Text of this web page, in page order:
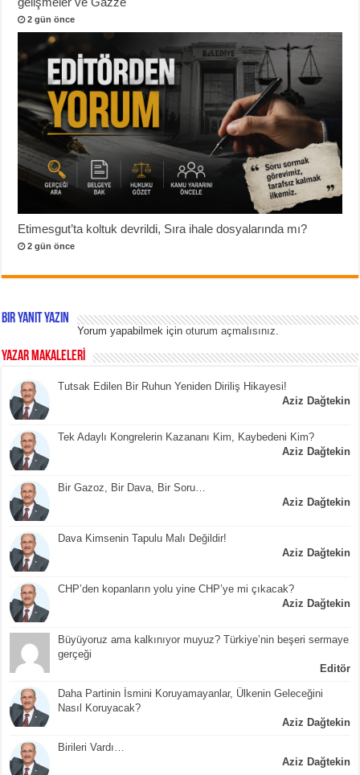
2 gün önce
Etimesgut’ta koltuk devrildi, Sıra ihale dosyalarında mı?
2 gün önce
Bir yanıt yazın
Yorum yapabilmek içinoturum açmalısınız.
YAZAR MAKALELERİ
Tutsak Edilen Bir Ruhun Yeniden Diriliş Hikayesi!
Aziz Dağtekin
Tek Adaylı Kongrelerin Kazananı Kim, Kaybedeni Kim?
Aziz Dağtekin
Bir Gazoz, Bir Dava, Bir Soru…
Aziz Dağtekin
Dava Kimsenin Tapulu Malı Değildir!
Aziz Dağtekin
CHP’den kopanların yolu yine CHP’ye mi çıkacak?
Aziz Dağtekin
Büyüyoruz ama kalkınıyor muyuz? Türkiye’nin beşeri sermaye
gerçeği
Editör
Daha Partinin İsmini Koruyamayanlar, Ülkenin Geleceğini
Nasıl Koruyacak?
Aziz Dağtekin
Birileri Vardı…
Aziz Dağtekin